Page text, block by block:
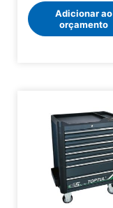
Adicionar ao
orçamento